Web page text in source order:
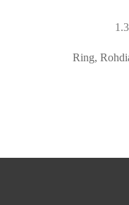
Ring,